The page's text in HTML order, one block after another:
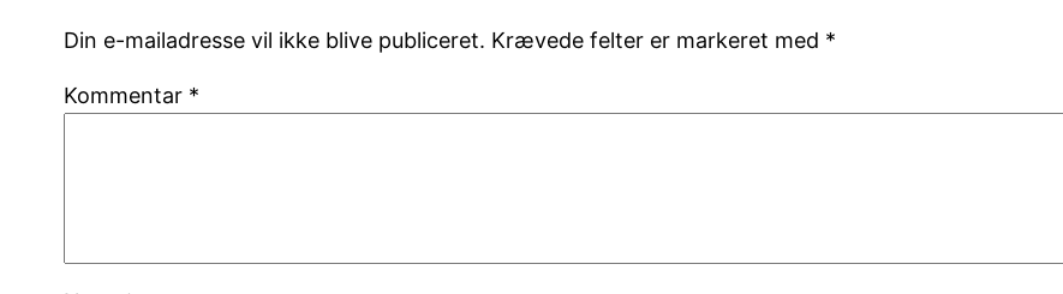
Din e-mailadresse vil ikke blive publiceret. Krævede felter er markeret med *
Kommentar *